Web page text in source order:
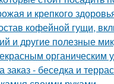
и крепкого
кофейной гущи,
и другие полезные
органическим
заказ - беседка и